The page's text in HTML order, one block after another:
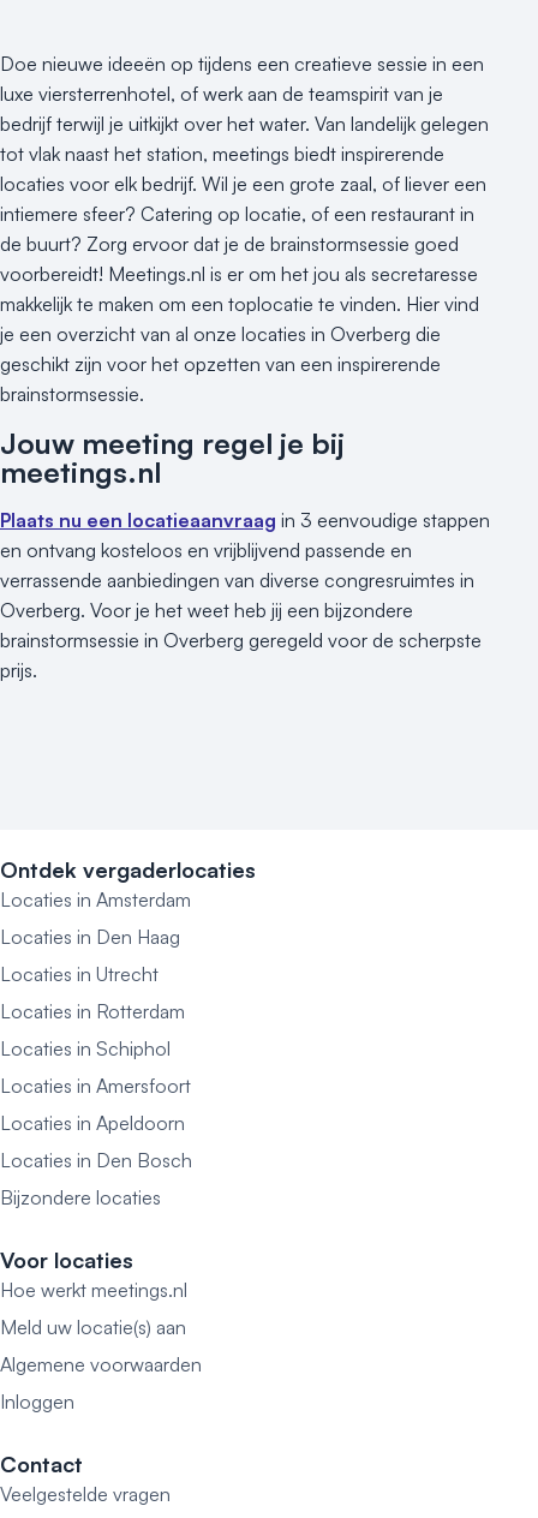
Doe nieuwe ideeën op tijdens een creatieve sessie in een
luxe viersterrenhotel, of werk aan de teamspirit van je
bedrijf terwijl je uitkijkt over het water. Van landelijk gelegen
tot vlak naast het station, meetings biedt inspirerende
locaties voor elk bedrijf. Wil je een grote zaal, of liever een
intiemere sfeer? Catering op locatie, of een restaurant in
de buurt? Zorg ervoor dat je de brainstormsessie goed
voorbereidt! Meetings.nl is er om het jou als secretaresse
makkelijk te maken om een toplocatie te vinden. Hier vind
je een overzicht van al onze locaties in Overberg die
geschikt zijn voor het opzetten van een inspirerende
brainstormsessie.
Jouw meeting regel je bij
meetings.nl
Plaats nu een locatieaanvraag in 3 eenvoudige stappen
en ontvang kosteloos en vrijblijvend passende en
verrassende aanbiedingen van diverse congresruimtes in
Overberg. Voor je het weet heb jij een bijzondere
brainstormsessie in Overberg geregeld voor de scherpste
prijs.
Ontdek vergaderlocaties
Locaties in Amsterdam
Locaties in Den Haag
Locaties in Utrecht
Locaties in Rotterdam
Locaties in Schiphol
Locaties in Amersfoort
Locaties in Apeldoorn
Locaties in Den Bosch
Bijzondere locaties
Voor locaties
Hoe werkt meetings.nl
Meld uw locatie(s) aan
Algemene voorwaarden
Inloggen
Contact
Veelgestelde vragen